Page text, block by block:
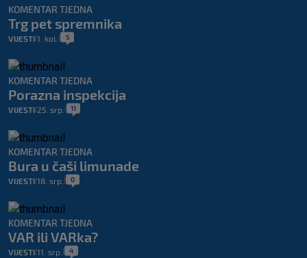
KOMENTAR TJEDNA
Trg pet spremnika
VIJESTI 1. kol. 5
KOMENTAR TJEDNA
Porazna inspekcija
VIJESTI 25. srp. 11
KOMENTAR TJEDNA
Bura u čaši limunade
VIJESTI 18. srp. 0
KOMENTAR TJEDNA
VAR ili VARka?
VIJESTI 11. srp. 4